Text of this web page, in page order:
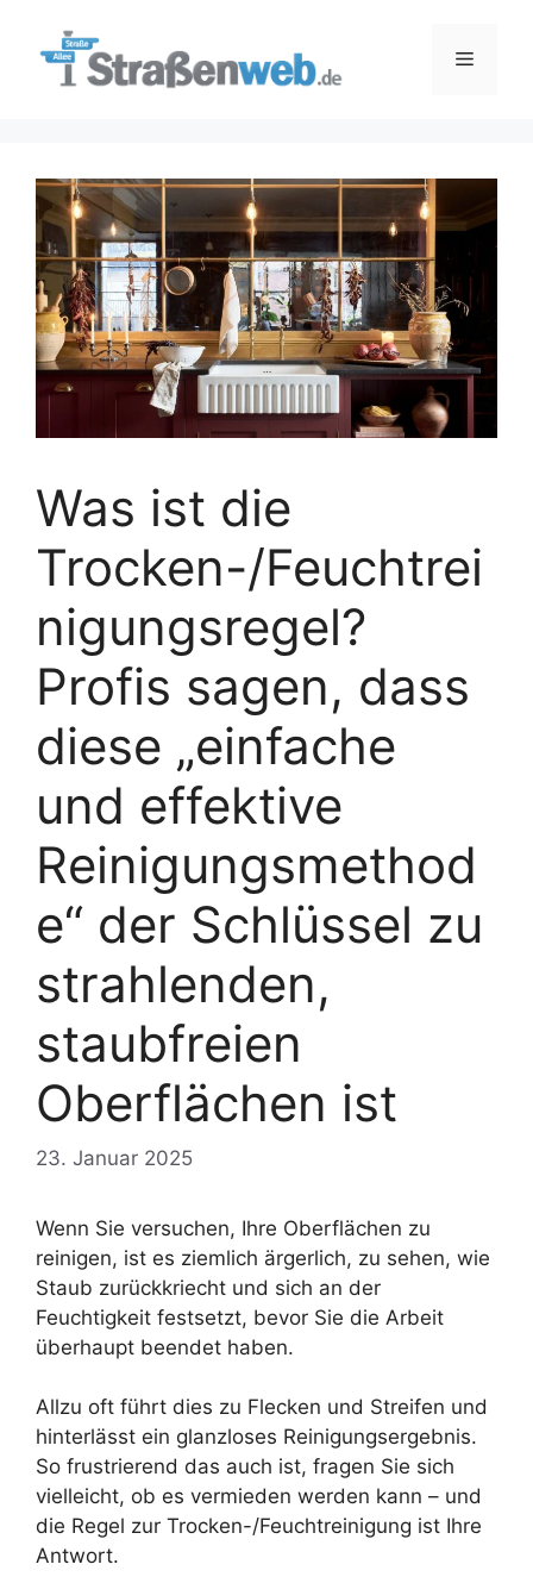
Menü
Was ist die
Trocken-/Feuchtrei
nigungsregel?
Profis sagen, dass
diese „einfache
und effektive
Reinigungsmethod
e“ der Schlüssel zu
strahlenden,
staubfreien
Oberflächen ist
23. Januar 2025
Wenn Sie versuchen, Ihre Oberflächen zu
reinigen, ist es ziemlich ärgerlich, zu sehen, wie
Staub zurückkriecht und sich an der
Feuchtigkeit festsetzt, bevor Sie die Arbeit
überhaupt beendet haben.
Allzu oft führt dies zu Flecken und Streifen und
hinterlässt ein glanzloses Reinigungsergebnis.
So frustrierend das auch ist, fragen Sie sich
vielleicht, ob es vermieden werden kann – und
die Regel zur Trocken-/Feuchtreinigung ist Ihre
Antwort.